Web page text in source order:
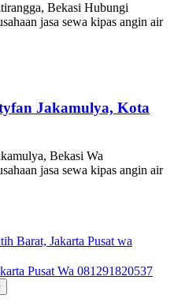
Bekasi Hubungi
jasa sewa kipas angin air
Jakamulya, Kota
Bekasi Wa
jasa sewa kipas angin air
Barat, Jakarta Pusat wa
Pusat Wa 081291820537